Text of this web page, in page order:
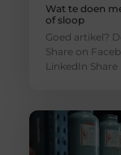
Wat te doen
of sloop
Goed artikel?
Share on
LinkedIn Share